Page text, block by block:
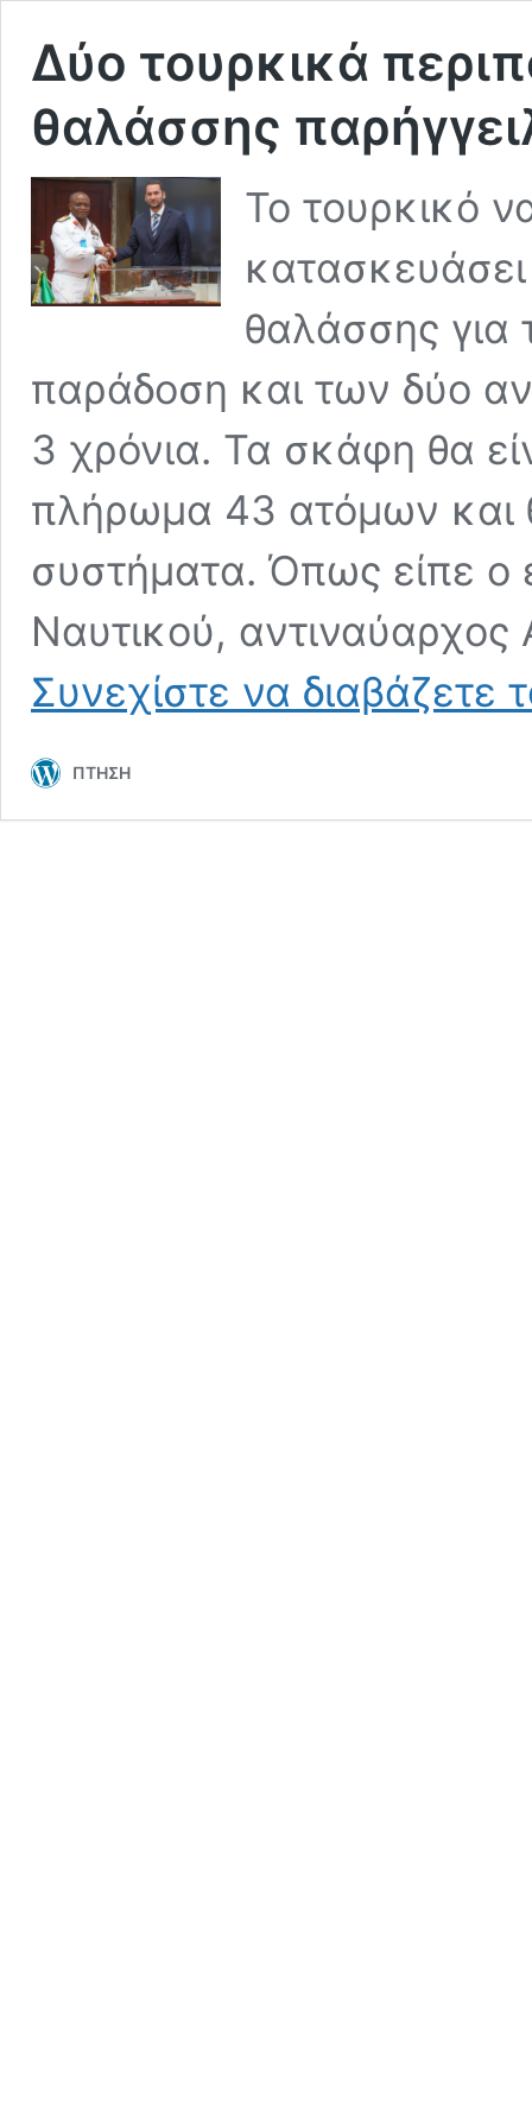
Δύο τουρκικά
θαλάσσης
Το τουρκικό
θαλάσσης για
παράδοση και των δύο
3 χρόνια. Τα σκάφη θα
πλήρωμα 43 ατόμων και
συστήματα. Όπως είπε ο
Ναυτικού,
Συνεχίστε να διαβάζετε
ΠΤΗΣΗ